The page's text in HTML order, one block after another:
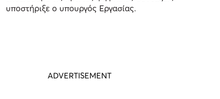
υποστήριξε ο υπουργός Εργασίας.